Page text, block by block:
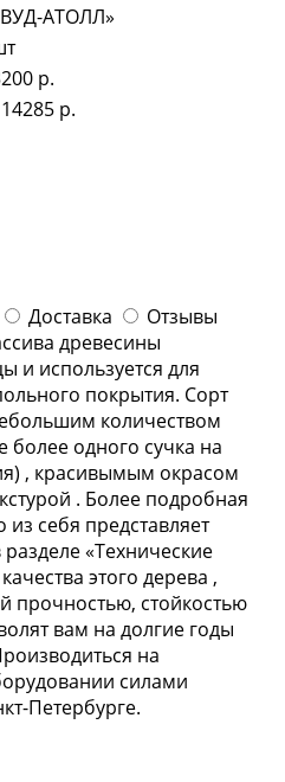
АТОЛЛ»
р.
р.
Доставка
Отзывы
древесины
и используется для
покрытия. Сорт
количеством
более одного сучка на
, красивымым окрасом
. Более подробная
себя представляет
«Технические
этого дерева ,
прочностью, стойкостью
вам на долгие годы
на
силами
Петербурге.